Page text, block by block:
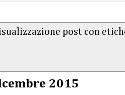
post con
2015